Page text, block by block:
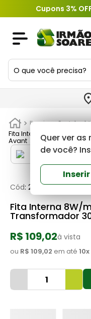
Cupons 3%
O que você precisa?
Quer ver
de você?
Inserir
Iluminação
Led
Fita Interna 8W/m 5
Avant
Cód:228613
Fita Interna 8W/
Transformador
R$ 109,02à vista
ou R$ 109,02 em até 10
TERMOS MAIS
2º
3º
porta
4º
revestimento
5º
argamassa
6
telha
7º
tinta
8 º
cimento
9º
vaso sanitário